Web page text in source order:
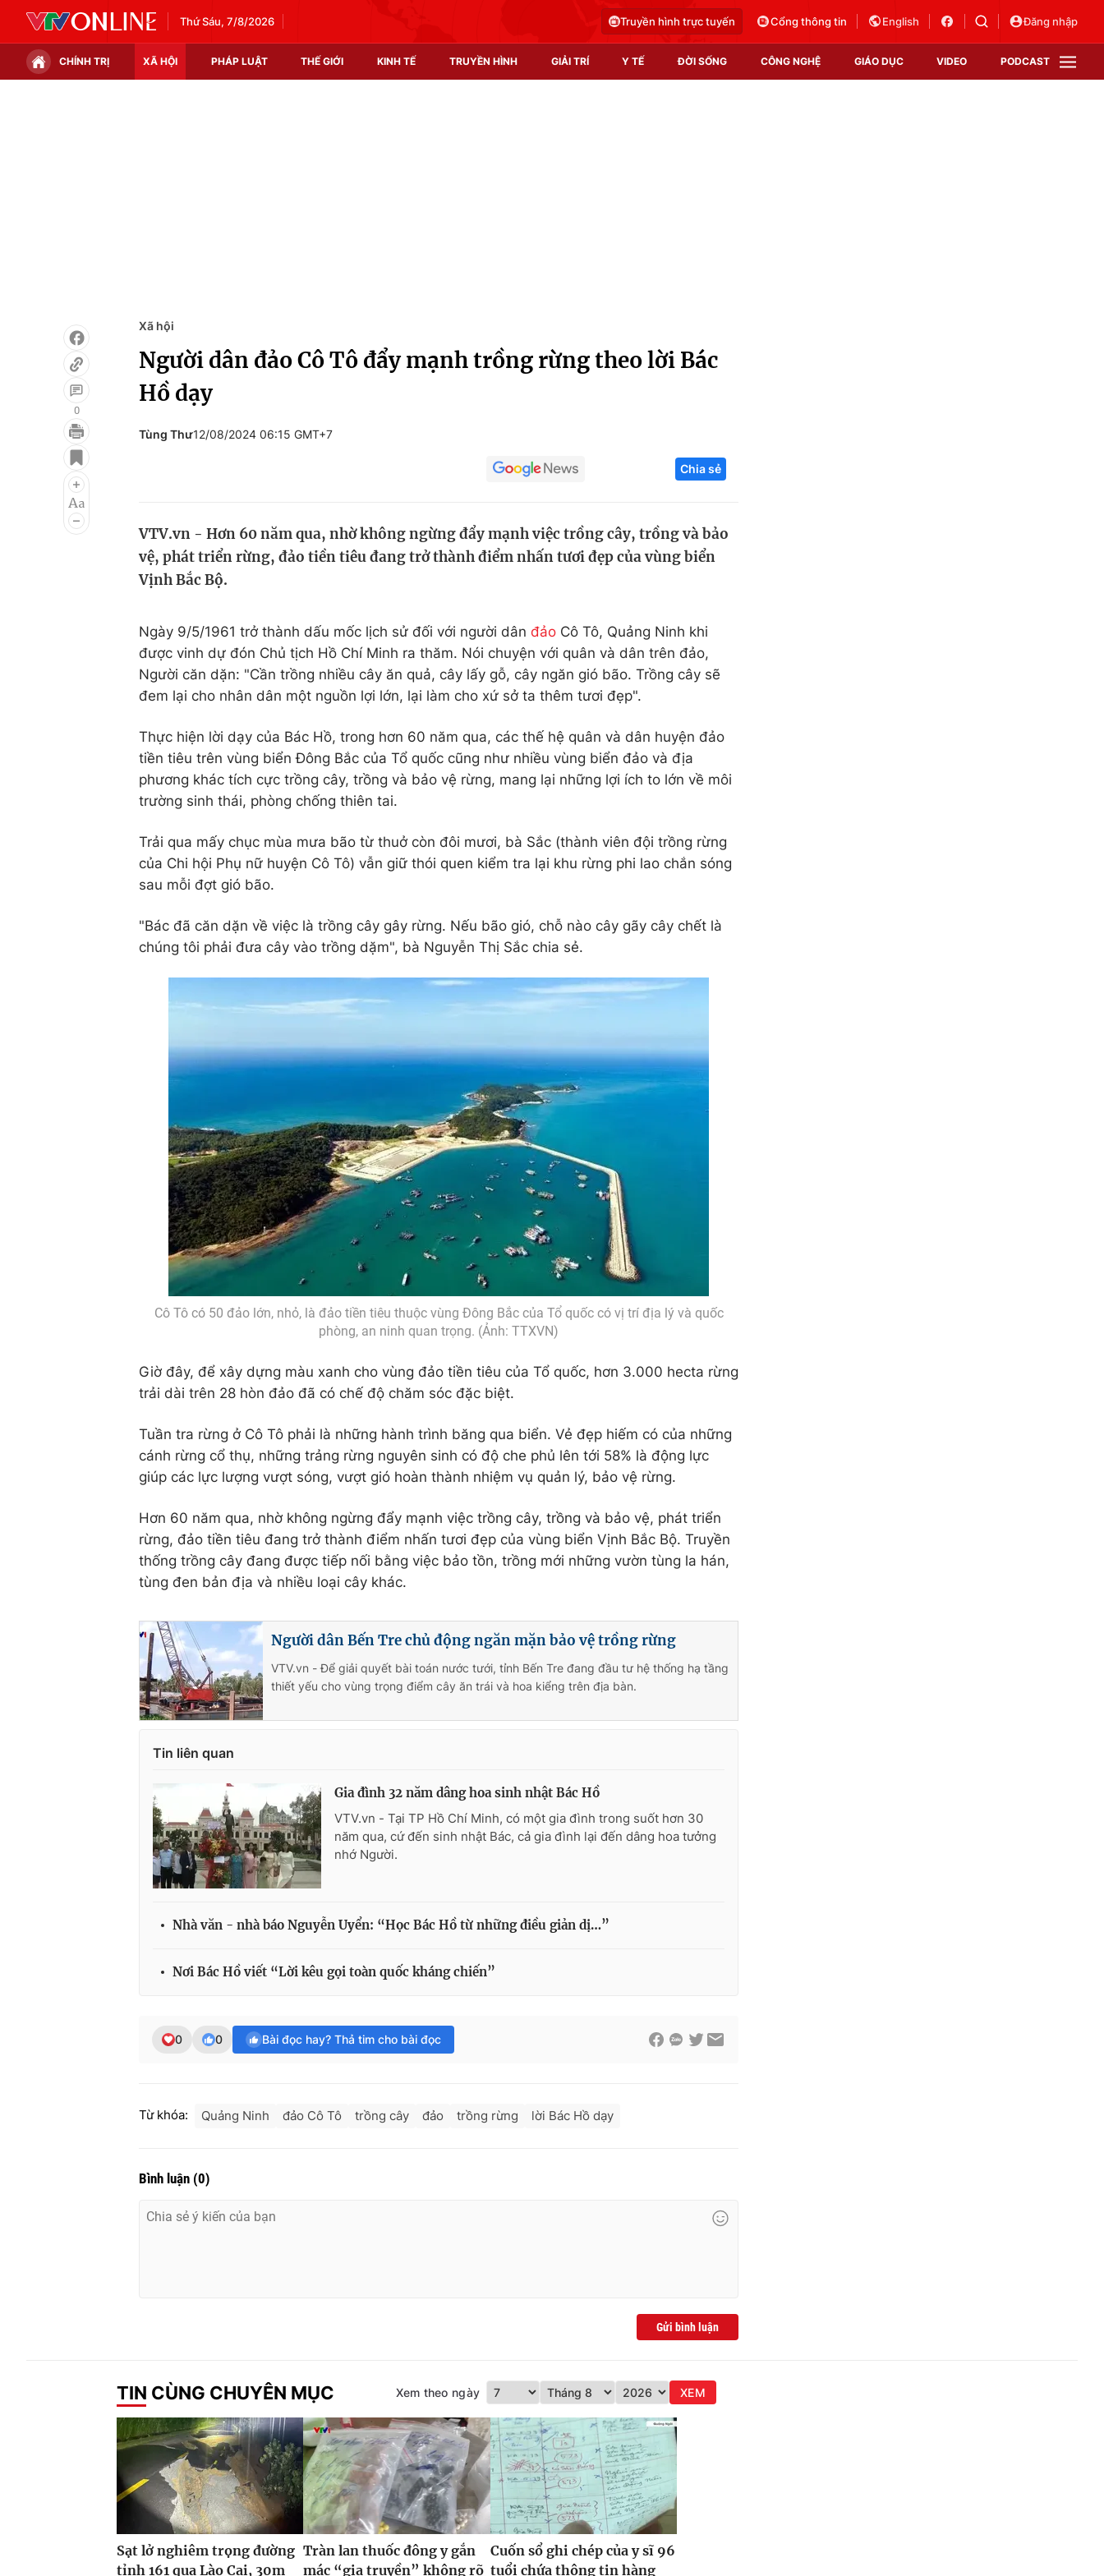
Thứ Sáu, 7/8/2026 Truyền hình trực tuyến Cổng thông tin English Đăng nhập
CHÍNH TRỊ XÃ HỘI PHÁP LUẬT THẾ GIỚI KINH TẾ TRUYỀN HÌNH GIẢI TRÍ Y TẾ ĐỜI SỐNG CÔNG NGHỆ GIÁO DỤC VIDEO PODCAST
Infographic
Điện ảnh
Âm nhạc
Chất lượng cuộc sống
Tuyển sinh
Hitech Công nghệ tương lai
Thị trường
0
Xã hội
Người dân đảo Cô Tô đẩy mạnh trồng rừng theo lời Bác
Hồ dạy
Tùng Thư12/08/2024 06:15 GMT+7
Chia sẻ
VTV.vn - Hơn 60 năm qua, nhờ không ngừng đẩy mạnh việc trồng cây, trồng và bảo
vệ, phát triển rừng, đảo tiền tiêu đang trở thành điểm nhấn tươi đẹp của vùng biển
Vịnh Bắc Bộ.
Ngày 9/5/1961 trở thành dấu mốc lịch sử đối với người dân đảo Cô Tô, Quảng Ninh khi
được vinh dự đón Chủ tịch Hồ Chí Minh ra thăm. Nói chuyện với quân và dân trên đảo,
Người căn dặn: "Cần trồng nhiều cây ăn quả, cây lấy gỗ, cây ngăn gió bão. Trồng cây sẽ
đem lại cho nhân dân một nguồn lợi lớn, lại làm cho xứ sở ta thêm tươi đẹp".
Thực hiện lời dạy của Bác Hồ, trong hơn 60 năm qua, các thế hệ quân và dân huyện đảo
tiền tiêu trên vùng biển Đông Bắc của Tổ quốc cũng như nhiều vùng biển đảo và địa
phương khác tích cực trồng cây, trồng và bảo vệ rừng, mang lại những lợi ích to lớn về môi
trường sinh thái, phòng chống thiên tai.
Trải qua mấy chục mùa mưa bão từ thuở còn đôi mươi, bà Sắc (thành viên đội trồng rừng
của Chi hội Phụ nữ huyện Cô Tô) vẫn giữ thói quen kiểm tra lại khu rừng phi lao chắn sóng
sau mỗi đợt gió bão.
"Bác đã căn dặn về việc là trồng cây gây rừng. Nếu bão gió, chỗ nào cây gãy cây chết là
chúng tôi phải đưa cây vào trồng dặm", bà Nguyễn Thị Sắc chia sẻ.
Cô Tô có 50 đảo lớn, nhỏ, là đảo tiền tiêu thuộc vùng Đông Bắc của Tổ quốc có vị trí địa lý và quốc
phòng, an ninh quan trọng. (Ảnh: TTXVN)
Giờ đây, để xây dựng màu xanh cho vùng đảo tiền tiêu của Tổ quốc, hơn 3.000 hecta rừng
trải dài trên 28 hòn đảo đã có chế độ chăm sóc đặc biệt.
Tuần tra rừng ở Cô Tô phải là những hành trình băng qua biển. Vẻ đẹp hiếm có của những
cánh rừng cổ thụ, những trảng rừng nguyên sinh có độ che phủ lên tới 58% là động lực
giúp các lực lượng vượt sóng, vượt gió hoàn thành nhiệm vụ quản lý, bảo vệ rừng.
Hơn 60 năm qua, nhờ không ngừng đẩy mạnh việc trồng cây, trồng và bảo vệ, phát triển
rừng, đảo tiền tiêu đang trở thành điểm nhấn tươi đẹp của vùng biển Vịnh Bắc Bộ. Truyền
thống trồng cây đang được tiếp nối bằng việc bảo tồn, trồng mới những vườn tùng la hán,
tùng đen bản địa và nhiều loại cây khác.
Người dân Bến Tre chủ động ngăn mặn bảo vệ trồng rừng
VTV.vn - Để giải quyết bài toán nước tưới, tỉnh Bến Tre đang đầu tư hệ thống hạ tầng
thiết yếu cho vùng trọng điểm cây ăn trái và hoa kiểng trên địa bàn.
Tin liên quan
Gia đình 32 năm dâng hoa sinh nhật Bác Hồ
VTV.vn - Tại TP Hồ Chí Minh, có một gia đình trong suốt hơn 30
năm qua, cứ đến sinh nhật Bác, cả gia đình lại đến dâng hoa tưởng
nhớ Người.
Nhà văn - nhà báo Nguyễn Uyển: “Học Bác Hồ từ những điều giản dị…”
Nơi Bác Hồ viết “Lời kêu gọi toàn quốc kháng chiến”
0 0 Bài đọc hay? Thả tim cho bài đọc
Từ khóa: Quảng Ninh đảo Cô Tô trồng cây đảo trồng rừng lời Bác Hồ dạy
Bình luận (0)
Gửi bình luận
TIN CÙNG CHUYÊN MỤC Xem theo ngày XEM
Sạt lở nghiêm trọng đường
tỉnh 161 qua Lào Cai, 30m
Tràn lan thuốc đông y gắn
mác “gia truyền” không rõ
Cuốn sổ ghi chép của y sĩ 96
tuổi chứa thông tin hàng